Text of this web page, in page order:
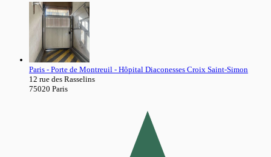
Paris - Porte de Montreuil - Hôpital Diaconesses Croix Saint-Simon
12 rue des Rasselins
75020 Paris